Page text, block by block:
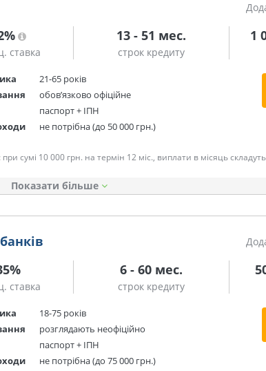
ставка
13 - 51 мес.
строк кредиту
1
21-65 років
обов’язково офіційне
паспорт + ІПН
не потрібна (до 50 000 грн.)
сумі 10 000 грн. на термін 12 міс., виплати в місяць
Показати
ставка
6 - 60 мес.
строк кредиту
18-75 років
розглядають неофіційно
паспорт + ІПН
не потрібна (до 75 000 грн.)